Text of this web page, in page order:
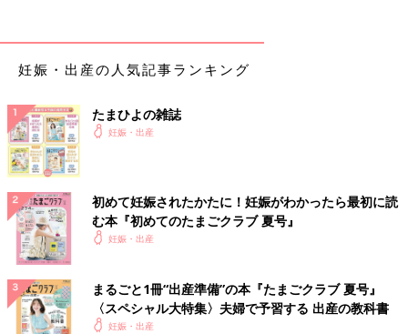
3:30
4:10
病院到着 4〜6分間隔
かなりの痛み
5:00
Dr.きて内診ぐりぐり もう子宮口全開
無痛分娩の予定だったけど、このまま産んだ方が早いと言われる
いきみたい感じあり、自分のタイミングでいきむ
陣痛くるたび痛み強すぎ
しかし血圧が180/110と高すぎるため無痛入れることに
妊娠・出産の人気記事ランキング
たまひよの雑誌
妊娠・出産
初めて妊娠されたかたに！妊娠がわかったら最初に読
む本『初めてのたまごクラブ 夏号』
妊娠・出産
まるごと1冊“出産準備”の本『たまごクラブ 夏号』
〈スペシャル大特集〉夫婦で予習する 出産の教科書
妊娠・出産